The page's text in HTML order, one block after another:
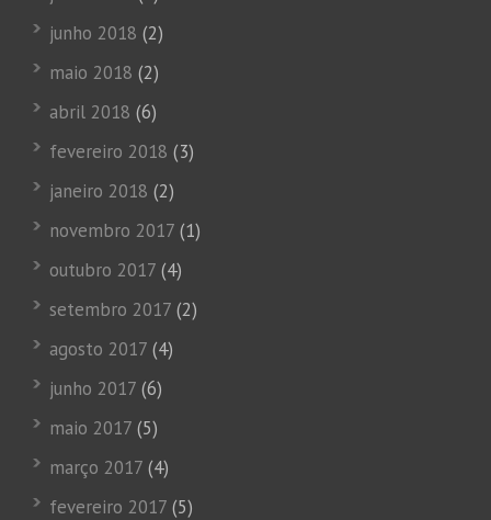
junho 2018 (2)
maio 2018 (2)
abril 2018 (6)
fevereiro 2018 (3)
janeiro 2018 (2)
novembro 2017 (1)
outubro 2017 (4)
setembro 2017 (2)
agosto 2017 (4)
junho 2017 (6)
maio 2017 (5)
março 2017 (4)
fevereiro 2017 (5)